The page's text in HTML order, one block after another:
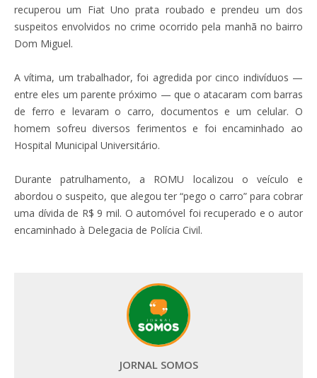
recuperou um Fiat Uno prata roubado e prendeu um dos
suspeitos envolvidos no crime ocorrido pela manhã no bairro
Dom Miguel.
A vítima, um trabalhador, foi agredida por cinco indivíduos —
entre eles um parente próximo — que o atacaram com barras
de ferro e levaram o carro, documentos e um celular. O
homem sofreu diversos ferimentos e foi encaminhado ao
Hospital Municipal Universitário.
Durante patrulhamento, a ROMU localizou o veículo e
abordou o suspeito, que alegou ter “pego o carro” para cobrar
uma dívida de R$ 9 mil. O automóvel foi recuperado e o autor
encaminhado à Delegacia de Polícia Civil.
JORNAL SOMOS